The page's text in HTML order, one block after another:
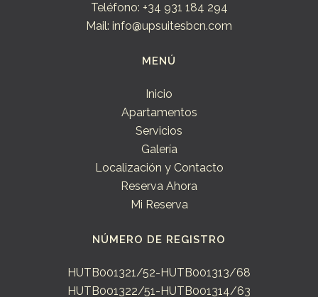
Teléfono: +34 931 184 294
Mail: info@upsuitesbcn.com
MENÚ
Inicio
Apartamentos
Servicios
Galería
Localización y Contacto
Reserva Ahora
Mi Reserva
NÚMERO DE REGISTRO
HUTB001321/52-HUTB001313/68
HUTB001322/51-HUTB001314/63